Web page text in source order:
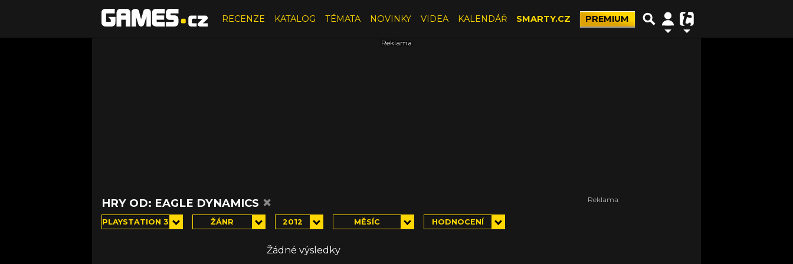
RECENZE KATALOG TÉMATA NOVINKY VIDEA KALENDÁŘ SMARTY.CZ PREMIUM
HRY OD: EAGLE DYNAMICS ×
PLAYSTATION 3 ŽÁNR 2012 MĚSÍC HODNOCENÍ
Žádné výsledky